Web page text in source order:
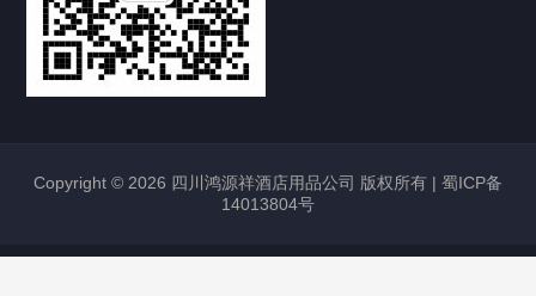
Copyright © 2026 四川鸿源祥酒店用品公司 版权所有 | 蜀ICP备
14013804号